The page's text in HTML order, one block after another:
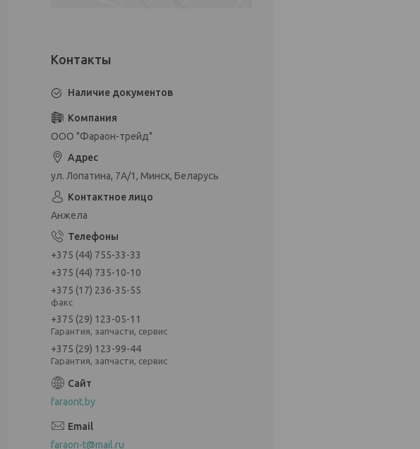
Наличие документов
ООО "Фараон-трейд"
ул. Лопатина, 7А/1, Минск, Беларусь
Анжела
+375 (44) 755-33-33
+375 (44) 735-10-10
+375 (17) 236-35-55
факс
+375 (29) 123-05-11
Гарантия, запчасти, сервис
+375 (29) 123-99-44
Гарантия, запчасти, сервис
faraont.by
faraon-t@mail.ru